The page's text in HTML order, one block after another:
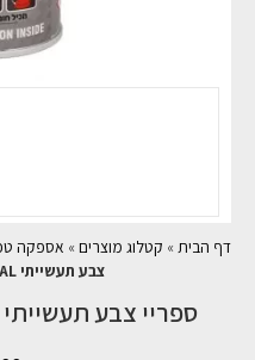
דף הבית » קטלוג מוצרים » אספקה
צבע תעשייתי DUPLI-COLOR – RAL
ספריי צבע תעשייתי DUPLI-COLOR – RAL